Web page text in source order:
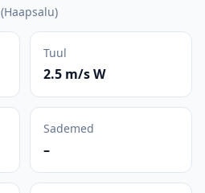
(Haapsalu)
Tuul
2.5 m/s W
Sademed
–